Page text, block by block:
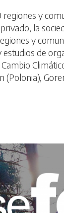
y
la
y
de